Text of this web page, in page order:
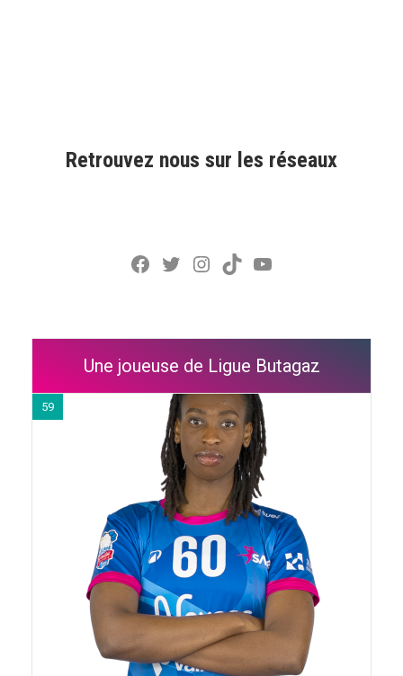
Retrouvez nous sur les réseaux
Facebook
Twitter
Instagram
TikTokYouTube
Une joueuse de Ligue Butagaz
59